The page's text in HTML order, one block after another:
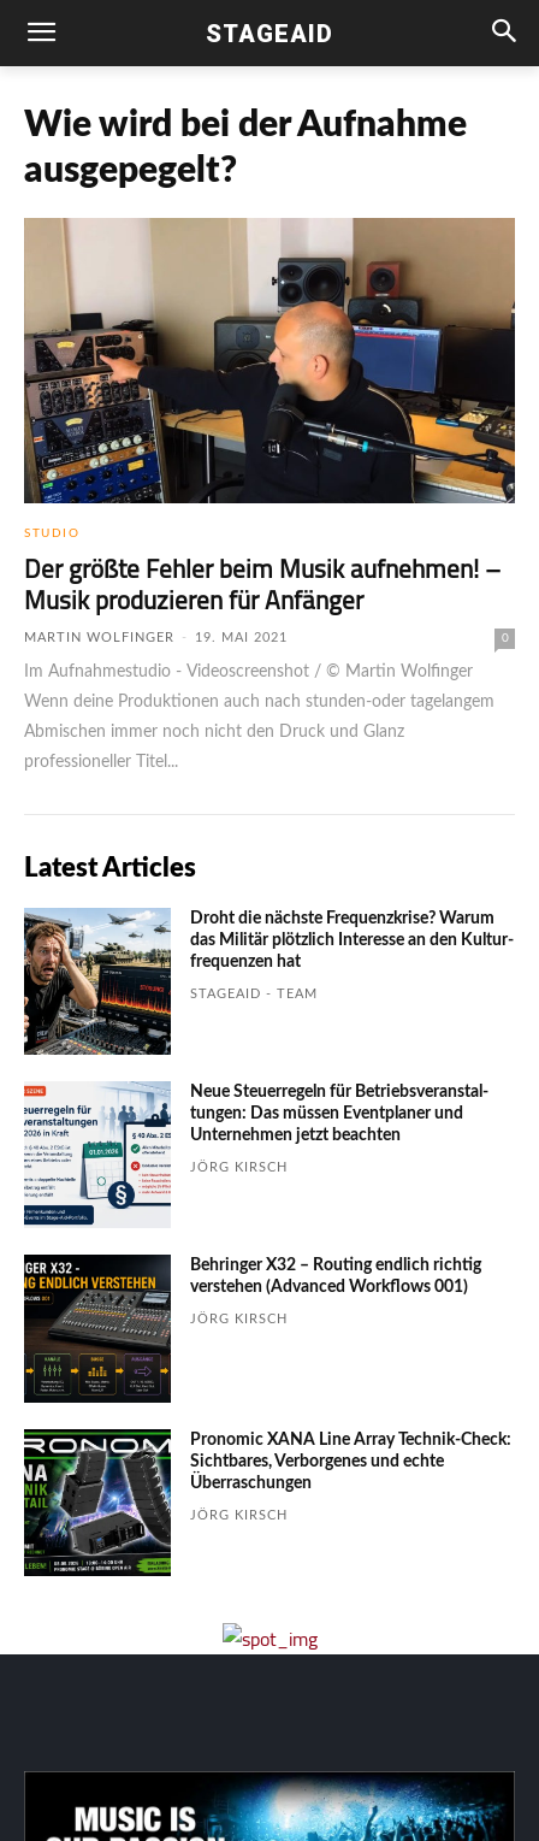
STAGEAID
Wie wird bei der Aufnahme
ausgepegelt?
STUDIO
Der größte Fehler beim Musik aufnehmen! –
Musik produzieren für Anfänger
MARTIN WOLFINGER - 19. MAI 2021 0
Im Aufnahmestudio - Videoscreenshot / © Martin Wolfinger
Wenn deine Produktionen auch nach stunden-oder tagelangem
Abmischen immer noch nicht den Druck und Glanz
professioneller Titel...
Latest Articles
Droht die nächste Frequenzkrise? Warum
das Mili­tär plötzlich Inte­resse an den Kultur­
fre­quen­zen hat
STAGEAID - TEAM
Neue Steuerregeln für Betriebs­ver­an­stal­
tungen: Das müssen Event­planer und
Unter­nehmen jetzt beachten
JÖRG KIRSCH
Behringer X32 – Routing endlich richtig
verstehen (Advanced Workflows 001)
JÖRG KIRSCH
Pronomic XANA Line Array Technik-Check:
Sichtbares, Verborgenes und echte
Überraschungen
JÖRG KIRSCH